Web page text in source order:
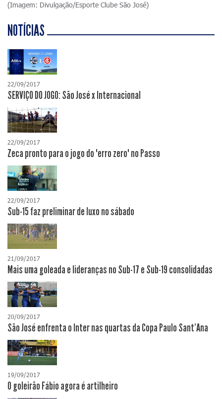
(Imagem: Divulgação/Esporte Clube São José)
NOTÍCIAS
22/09/2017
SERVIÇO DO JOGO: São José x Internacional
22/09/2017
Zeca pronto para o jogo do "erro zero" no Passo
22/09/2017
Sub-15 faz preliminar de luxo no sábado
21/09/2017
Mais uma goleada e lideranças no Sub-17 e Sub-19 consolidadas
20/09/2017
São José enfrenta o Inter nas quartas da Copa Paulo Sant'Ana
19/09/2017
O goleirão Fábio agora é artilheiro